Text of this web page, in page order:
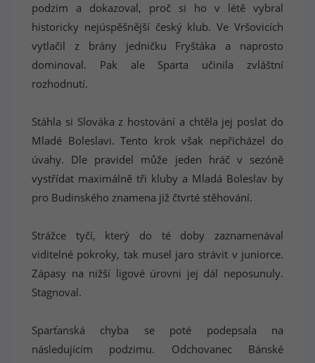
podzim a dokazoval, proč si ho v létě vybral
historicky nejúspěšnější český klub. Ve Vršovicích
vytlačil z brány jedničku Fryštáka a naprosto
dominoval. Pak ale Sparta učinila zvláštní
rozhodnutí.
Stáhla si Slováka z hostování a chtěla jej poslat do
Mladé Boleslavi. Tento krok však nepřicházel do
úvahy. Dle pravidel může jeden hráč v sezóně
vystřídat maximálně tři kluby a Mladá Boleslav by
pro Budinského znamena již čtvrté stěhování.
Strážce tyčí, který do té doby zaznamenával
viditelné pokroky, tak musel jaro strávit v juniorce.
Zápasy na nižší ligové úrovni jej dál neposunuly.
Stagnoval.
Sparťanská chyba se poté podepsala na
následujícím podzimu. Odchovanec Bánské